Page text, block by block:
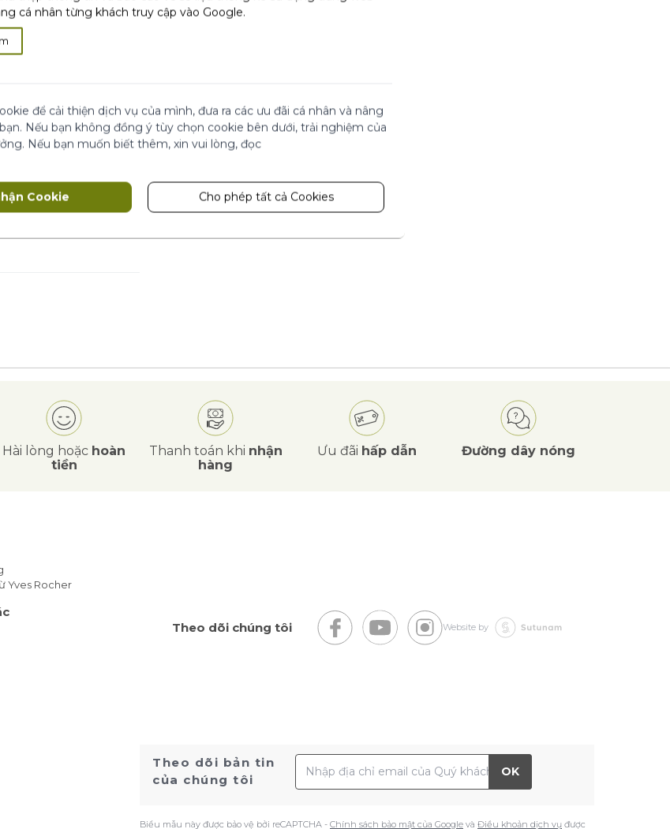
Hài lòng hoặc hoàn
tiền
Thanh toán khi nhận
hàng
Ưu đãi hấp dẫn Đường dây nóng
Theo dõi bản tin
của chúng tôi
Địa chỉ Email
OK
Biểu mẫu này được bảo vệ bởi reCAPTCHA - Chính sách bảo mật của Google và Điều khoản dịch vụ được
Yves Rocher
Theo dõi chúng tôi
Website by
cá nhân từng khách truy cập vào Google.
để cải thiện dịch vụ của mình, đưa ra các ưu đãi cá nhân và nâng
Nếu bạn không đồng ý tùy chọn cookie bên dưới, trải nghiệm của
Nếu bạn muốn biết thêm, xin vui lòng, đọc
Cookie Cho phép tất cả Cookies